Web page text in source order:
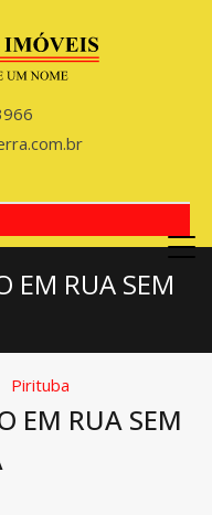
EM RUA SEM
Pirituba
EM RUA SEM